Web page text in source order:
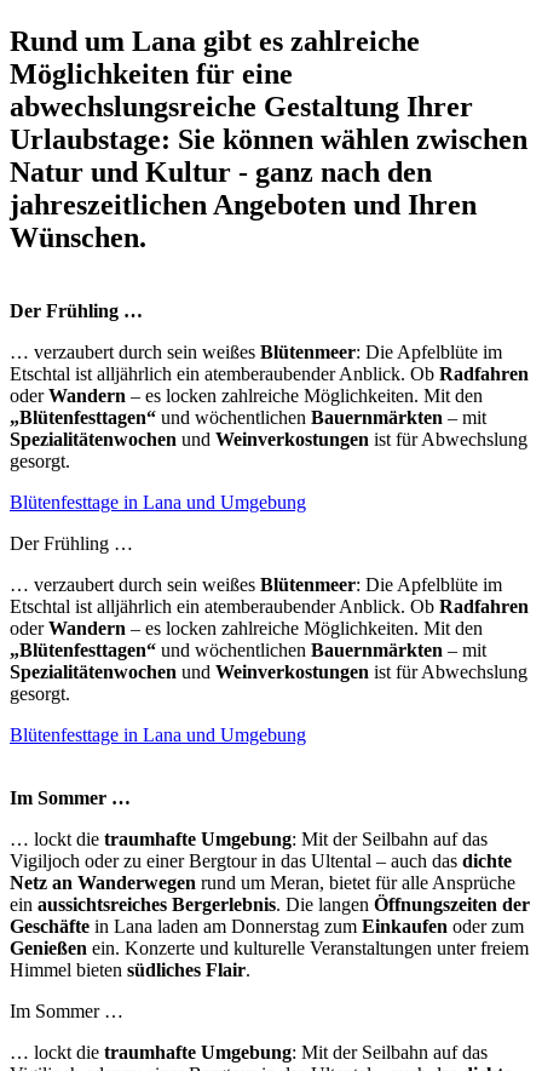
Rund um Lana gibt es zahlreiche
Möglichkeiten für eine
abwechslungsreiche Gestaltung Ihrer
Urlaubstage: Sie können wählen zwischen
Natur und Kultur - ganz nach den
jahreszeitlichen Angeboten und Ihren
Wünschen.
Der Frühling …
… verzaubert durch sein weißes Blütenmeer: Die Apfelblüte im
Etschtal ist alljährlich ein atemberaubender Anblick. Ob Radfahren
oderWandern – es locken zahlreiche Möglichkeiten. Mit den
„Blütenfesttagen“ und wöchentlichen Bauernmärkten – mit
Spezialitätenwochen und Weinverkostungen ist für Abwechslung
gesorgt.
Blütenfesttage in Lana und Umgebung
Der Frühling …
… verzaubert durch sein weißes Blütenmeer: Die Apfelblüte im
Etschtal ist alljährlich ein atemberaubender Anblick. Ob Radfahren
oderWandern – es locken zahlreiche Möglichkeiten. Mit den
„Blütenfesttagen“ und wöchentlichen Bauernmärkten – mit
Spezialitätenwochen und Weinverkostungen ist für Abwechslung
gesorgt.
Blütenfesttage in Lana und Umgebung
Im Sommer …
… lockt die traumhafte Umgebung: Mit der Seilbahn auf das
Vigiljoch oder zu einer Bergtour in das Ultental – auch das dichte
Netz an Wanderwegen rund um Meran, bietet für alle Ansprüche
ein aussichtsreiches Bergerlebnis. Die langen Öffnungszeiten der
Geschäfte in Lana laden am Donnerstag zum Einkaufen oder zum
Genießen ein. Konzerte und kulturelle Veranstaltungen unter freiem
Himmel bieten südliches Flair.
Im Sommer …
… lockt die traumhafte Umgebung: Mit der Seilbahn auf das